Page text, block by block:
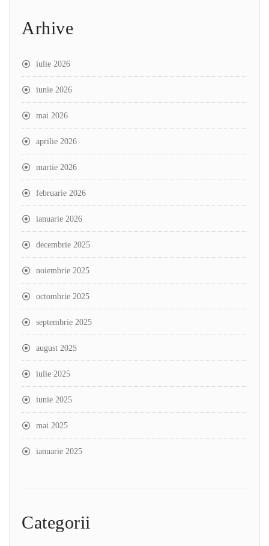
Arhive
iulie 2026
iunie 2026
mai 2026
aprilie 2026
martie 2026
februarie 2026
ianuarie 2026
decembrie 2025
noiembrie 2025
octombrie 2025
septembrie 2025
august 2025
iulie 2025
iunie 2025
mai 2025
ianuarie 2025
Categorii